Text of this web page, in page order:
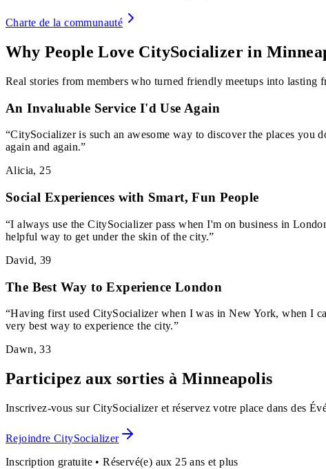
Charte de la communauté
Why People Love CitySocializer in
Real stories from members who turned friendly meetups into lasting
An Invaluable Service I'd Use Again
“CitySocializer is such an awesome way to discover the places
again and again.”
Alicia,25
Social Experiences with Smart, Fun People
“I always use the CitySocializer pass when I'm on business in
helpful way to get under the skin of the city.”
David, 39
The Best Way to Experience London
“Having first used CitySocializer when I was in New York, when I
very best way to experience the city.”
Dawn,33
Participez aux sorties à Minneapolis
Inscrivez-vous sur CitySocializer et réservez votre place dans des
Rejoindre CitySocializer
Inscription gratuite • Réservé(e) aux 25 ans et plus